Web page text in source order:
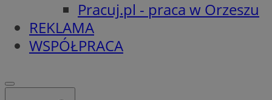
Pracuj.pl - praca w Orzeszu
REKLAMA
WSPÓŁPRACA